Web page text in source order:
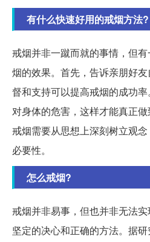
有什么快速好用的戒烟方法?
戒烟并非一蹴而就的事情，但
烟的效果。首先，告诉亲朋好
督和支持可以提高戒烟的成功
对身体的危害，这样才能真正
戒烟需要从思想上深刻树立观
必要性。
怎么戒烟?
戒烟并非易事，但也并非无法
坚定的决心和正确的方法。据